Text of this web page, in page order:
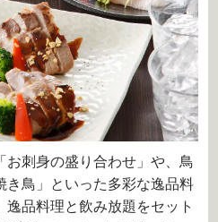
お刺身の盛り合わせ」や、鳥
き鳥」といった多彩な逸品料
品料理と飲み放題をセット